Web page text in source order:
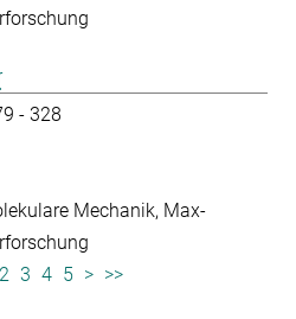
- 328
Mechanik Max-
2 3 4 5 > >>